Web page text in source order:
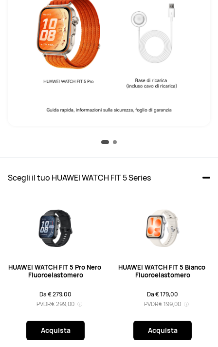
Scegli il tuo HUAWEI WATCH FIT 5 Series
HUAWEI WATCH FIT 5 Pro Nero
Fluoroelastomero
Da € 279,00
PVDR€ 299,00
Acquista
HUAWEI WATCH FIT 5 Bianco
Fluoroelastomero
Da € 179,00
PVDR€ 199,00
Acquista